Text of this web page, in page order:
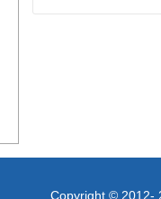
Copyright © 2012-